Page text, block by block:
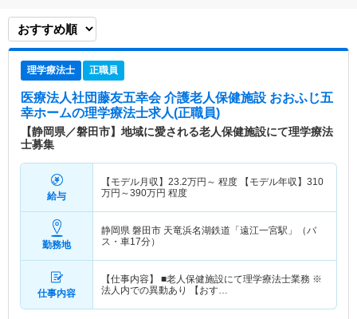
理学療法士 正職員
医療法人社団藤友五幸会 介護老人保健施設 おおふじ五
幸ホームの理学療法士求人(正職員)
【静岡県／磐田市】地域に愛される老人保健施設にて理学療法
士募集
給与
【モデル月収】 23.2万円～ 程度 【モデル年収】 310
万円～390万円 程度
勤務地
静岡県 磐田市 天竜浜名湖鉄道「遠江一宮駅」（バ
ス・車17分）
仕事内容
【仕事内容】 ■老人保健施設にて理学療法士業務 ※
法人内での異動あり 【おす…